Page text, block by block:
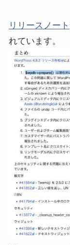
リリースノート
れています。